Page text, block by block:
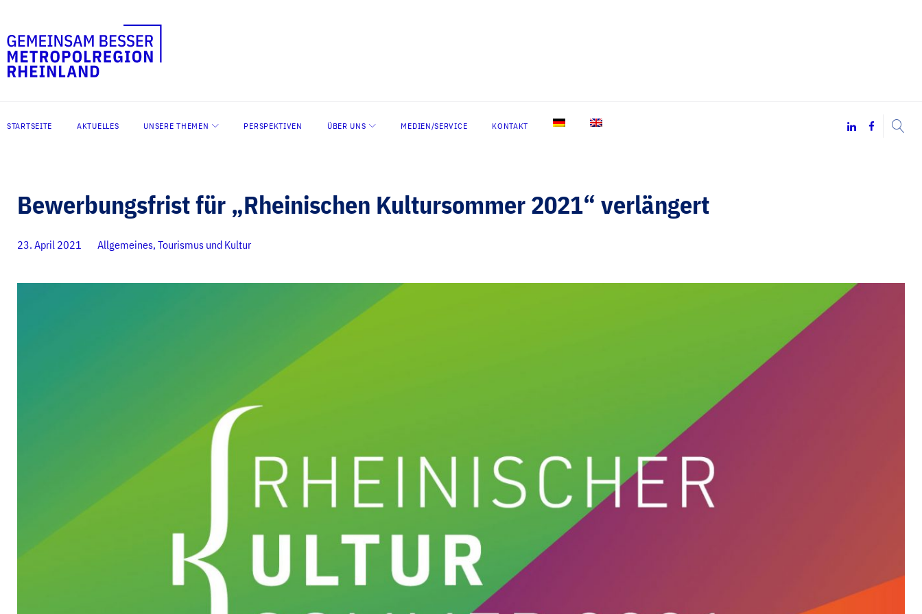
Inhalt
springen
STARTSEITE AKTUELLES UNSERE THEMEN PERSPEKTIVEN ÜBER UNS MEDIEN/SERVICE KONTAKT
Bewerbungsfrist für „Rheinischen Kultursommer 2021“ verlängert
23. April 2021 Allgemeines, Tourismus und Kultur